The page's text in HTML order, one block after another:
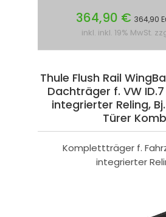
364,90 € 364,90
inkl. inkl. 19% MwSt.
Thule Flush Rail
Dachträger f. VW
integrierter Reling,
Türer
Komplettträger f.
integrierter